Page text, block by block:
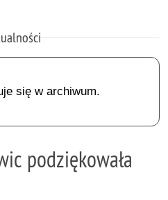
się w archiwum.
podziękowała